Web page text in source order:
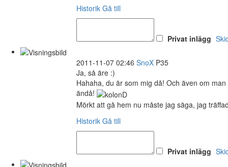
Historik Gå till
Privat inlägg
2011-11-07 02:46 SnoX P35
Ja, så äre :)
Hahaha, du är som mig då! Och även om
ändå!
Mörkt att gå hem nu måste jag säga, jag
Historik Gå till
Privat inlägg